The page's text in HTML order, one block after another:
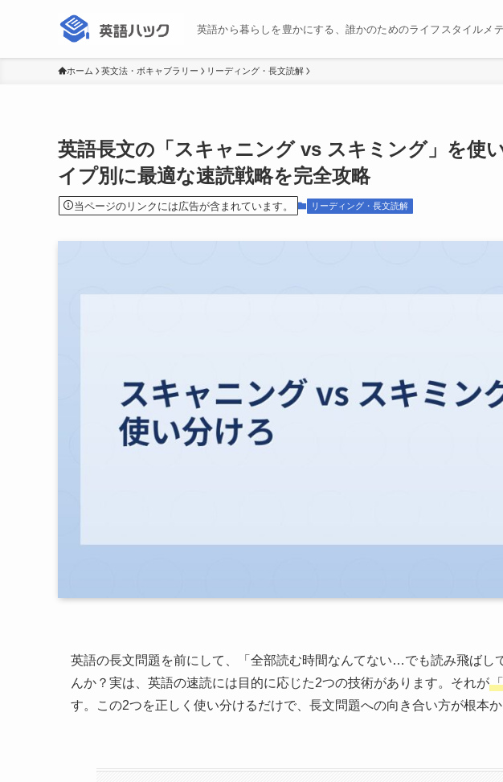
英語から暮らしを豊かにする、誰かのためのライフスタイルメ
ホーム 英文法・ボキャブラリー リーディング・長文読解
英語長文の「スキャニング vs スキミング」を使
イプ別に最適な速読戦略を完全攻略
当ページのリンクには広告が含まれています。 リーディング・長文読解
英語の長文問題を前にして、「全部読む時間なんてない…でも読み飛ばし
んか？実は、英語の速読には目的に応じた2つの技術があります。それが
す。この2つを正しく使い分けるだけで、長文問題への向き合い方が根本か